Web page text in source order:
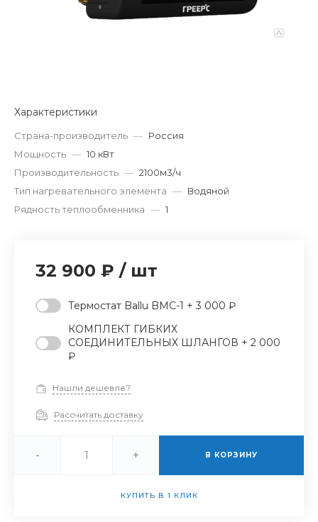
Характеристики
Страна-производитель — Россия
Мощность — 10 кВт
Производительность — 2100м3/ч
Тип нагревательного элемента — Водяной
Рядность теплообменника — 1
32 900 ₽ / шт
Термостат Ballu BMC-1 + 3 000 ₽
КОМПЛЕКТ ГИБКИХ
СОЕДИНИТЕЛЬНЫХ ШЛАНГОВ + 2 000
₽
Нашли дешевле?
Рассчитать доставку
- + В КОРЗИНУ
КУПИТЬ В 1 КЛИК